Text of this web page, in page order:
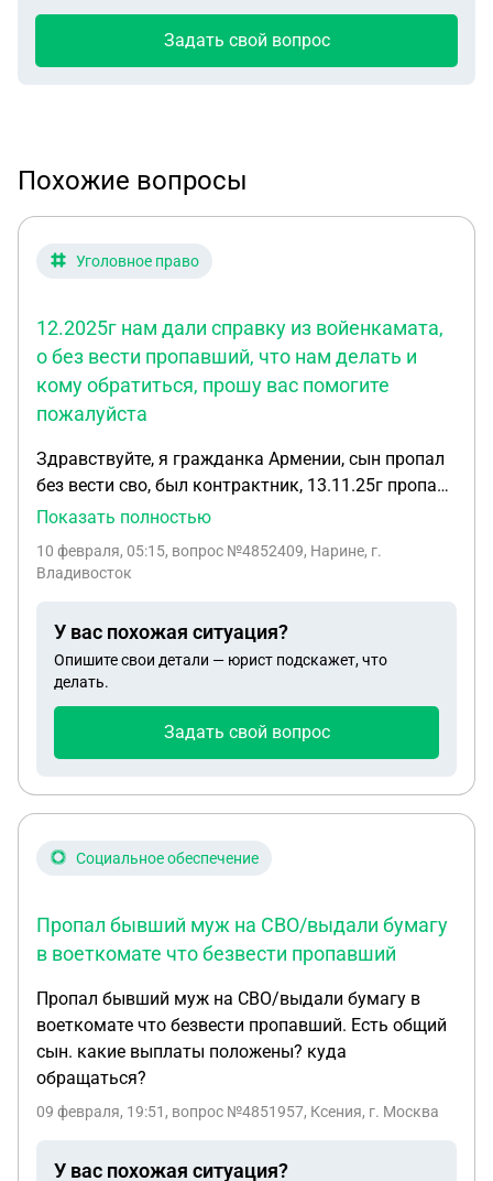
Задать свой вопрос
Похожие вопросы
Уголовное право
12.2025г нам дали справку из войенкамата,
о без вести пропавший, что нам делать и
кому обратиться, прошу вас помогите
пожалуйста
Здравствуйте, я гражданка Армении, сын пропал
без вести сво, был контрактник, 13.11.25г пропал
без вести, но нам не сообщили, мы добились
войенкамата, о без вести пропавший, что нам
Показать полностью
10 февраля, 05:15, вопрос №4852409, Нарине, г.
Владивосток
У вас похожая ситуация?
Опишите свои детали — юрист подскажет, что
делать.
Задать свой вопрос
Социальное обеспечение
Пропал бывший муж на СВО/выдали бумагу
в воеткомате что безвести пропавший
Пропал бывший муж на СВО/выдали бумагу в
воеткомате что безвести пропавший. Есть общий
сын. какие выплаты положены? куда
обращаться?
09 февраля, 19:51 , вопрос №4851957, Ксения, г. Москва
У вас похожая ситуация?